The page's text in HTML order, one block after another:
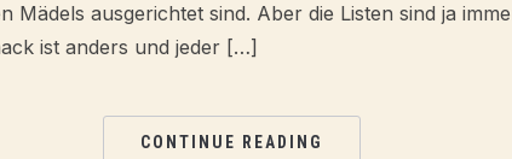
Mädels ausgerichtet sind. Aber die Listen sind ja
ist anders und jeder […]
CONTINUE READING